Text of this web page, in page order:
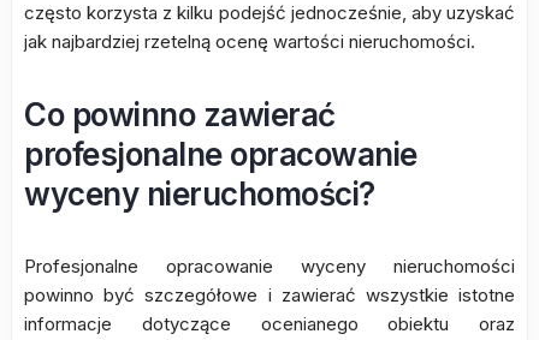
często korzysta z kilku podejść jednocześnie, aby uzyskać
jak najbardziej rzetelną ocenę wartości nieruchomości.
Co powinno zawierać
profesjonalne opracowanie
wyceny nieruchomości?
Profesjonalne opracowanie wyceny nieruchomości
powinno być szczegółowe i zawierać wszystkie istotne
informacje dotyczące ocenianego obiektu oraz